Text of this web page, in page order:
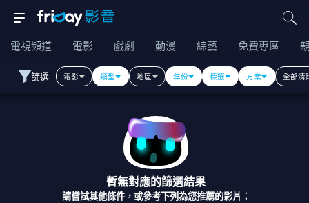
電視頻道 電影 戲劇 動漫 綜藝 免費專區
篩選 電影 類型 地區 年份 標籤 方案 全部清
暫無對應的篩選結果
請嘗試其他條件，或參考下列為您推薦的影片：